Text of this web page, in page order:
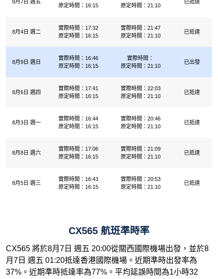
8月7日 週五
原定時間：16:15
原定時間：21:10
已抵達
8月4日 週二
實際時間：17:32
原定時間：16:15
實際時間：21:47
原定時間：21:10
已抵達
8月9日 週日
實際時間：16:46
原定時間：16:15
實際時間：
原定時間：21:10
已出發
8月6日 週四
實際時間：17:41
原定時間：16:15
實際時間：22:03
原定時間：21:10
已抵達
8月3日 週一
實際時間：16:44
原定時間：16:15
實際時間：20:46
原定時間：21:10
已抵達
8月8日 週六
實際時間：17:06
原定時間：16:15
實際時間：21:09
原定時間：21:10
已抵達
8月5日 週三
實際時間：16:43
原定時間：16:15
實際時間：20:53
原定時間：21:10
已抵達
CX565 航班準時率
CX565 將於8月7日 週五 20:00從關西國際機場出發，並於8
月7日 週五 01:20抵達香港國際機場。近期準時出發率為
37%。近期準時抵達率為77%。平均延誤時間為1小時32